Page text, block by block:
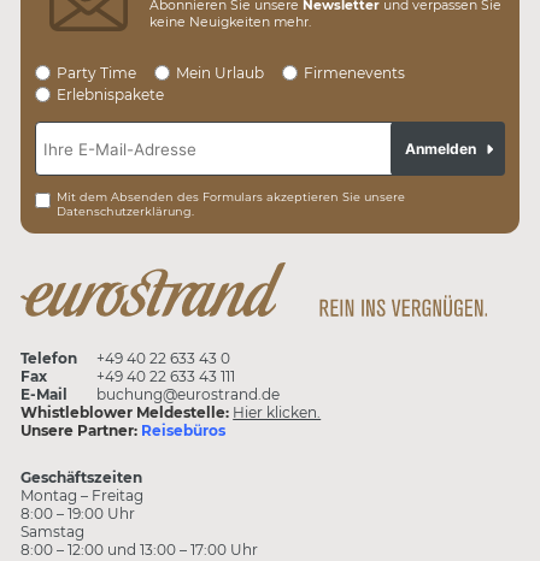
Abonnieren Sie unsere Newsletter und verpassen Sie
keine Neuigkeiten mehr.
Party Time Mein Urlaub
Firmenevents
Erlebnispakete
Mit dem Absenden des Formulars akzeptieren Sie unsere
Datenschutzerklärung.
Anmelden
Telefon
+49 40 22 633 43 0
Fax
+49 40 22 633 43 111
E-Mail
buchung@eurostrand.de
Whistleblower Meldestelle: Hier klicken.
Unsere Partner: Reisebüros
Geschäftszeiten
Montag – Freitag
8:00 – 19:00 Uhr
Samstag
8:00 – 12:00 und 13:00 – 17:00 Uhr